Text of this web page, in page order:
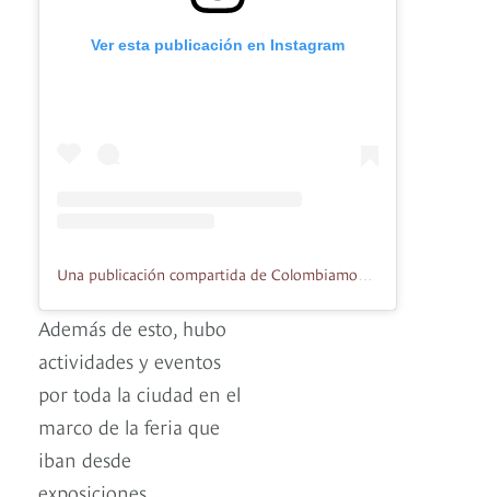
Ver esta publicación en Instagram
Una publicación compartida de Colombiamoda (@colombiamoda_oficial)
Además de esto, hubo
actividades y eventos
por toda la ciudad en el
marco de la feria que
iban desde
exposiciones,